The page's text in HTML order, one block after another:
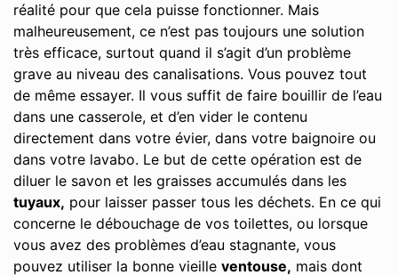
réalité pour que cela puisse fonctionner. Mais
malheureusement, ce n’est pas toujours une solution
très efficace, surtout quand il s’agit d’un problème
grave au niveau des canalisations. Vous pouvez tout
de même essayer. Il vous suffit de faire bouillir de l’eau
dans une casserole, et d’en vider le contenu
directement dans votre évier, dans votre baignoire ou
dans votre lavabo. Le but de cette opération est de
diluer le savon et les graisses accumulés dans les
tuyaux, pour laisser passer tous les déchets. En ce qui
concerne le débouchage de vos toilettes, ou lorsque
vous avez des problèmes d’eau stagnante, vous
pouvez utiliser la bonne vieille ventouse, mais dont